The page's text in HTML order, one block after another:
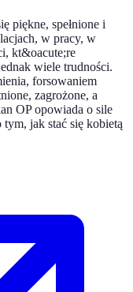
piękne, spełnione i
w pracy, w
kt&oacute;re
wiele trudności.
forsowaniem
zagrożone, a
OP opowiada o sile
jak stać się kobietą